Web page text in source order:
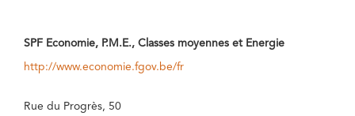
SPF Economie, P.M.E., Classes moyennes et Energie
http://www.economie.fgov.be/fr
Rue du Progrès, 50